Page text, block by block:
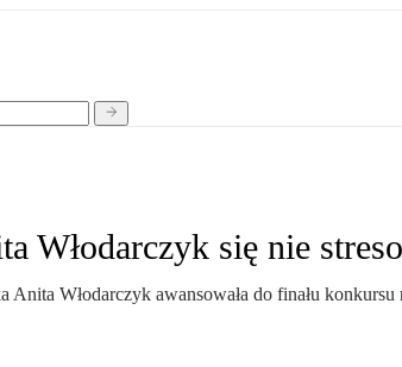
Włodarczyk się nie
Włodarczyk awansowała do finału